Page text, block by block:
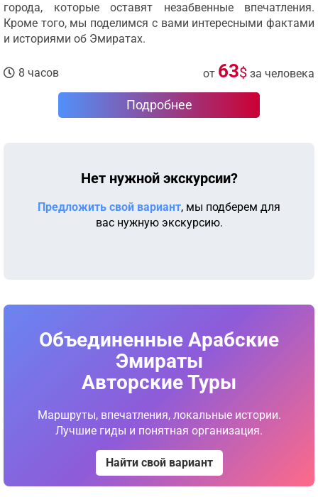
города, которые оставят незабвенные впечатления.
Кроме того, мы поделимся с вами интересными фактами
и историями об Эмиратах.
8 часов от 63$ за человека
Подробнее
Нет нужной экскурсии?
Предложить свой вариант, мы подберем для
вас нужную экскурсию.
Объединенные Арабские
Эмираты
Авторские Туры
Маршруты, впечатления, локальные истории.
Лучшие гиды и понятная организация.
Найти свой вариант